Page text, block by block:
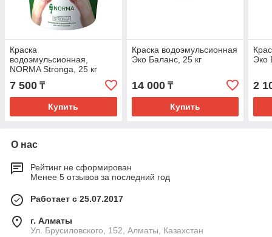
Краска
водоэмульсионная,
NORMA Stronga, 25 кг
7 500 ₸
Купить
Краска водоэмульсионная
Эко Баланс, 25 кг
14 000₸
Купить
Эко
2
О нас
Рейтинг не сформирован
Менее 5 отзывов за последний год
Работает с 25.07.2017
г. Алматы
Ул. Брусиловского, 152, Алматы, Казахстан